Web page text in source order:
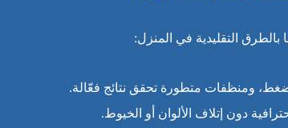
بالطرق التقليدية في المنزل:
ومنظفات متطورة تحقق نتائج فعّالة.
دون إتلاف الألوان أو الخيوط.